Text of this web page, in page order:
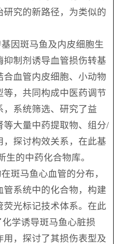
研究的新路径，为类似的
因斑马鱼及内皮细胞生
抑制剂诱导血管损伤转基
合血管内皮细胞、小动物
等，共同构成中医药调节
，系统筛选、研究了益
大量中药提取物、组分/
，探讨构效关系，在此基
生的中药化合物库。
斑马鱼心血管的分布，
管系统中的化合物，构建
荧光标记技术体系。在此
学诱导斑马鱼心脏损
，探讨了其损伤表型及